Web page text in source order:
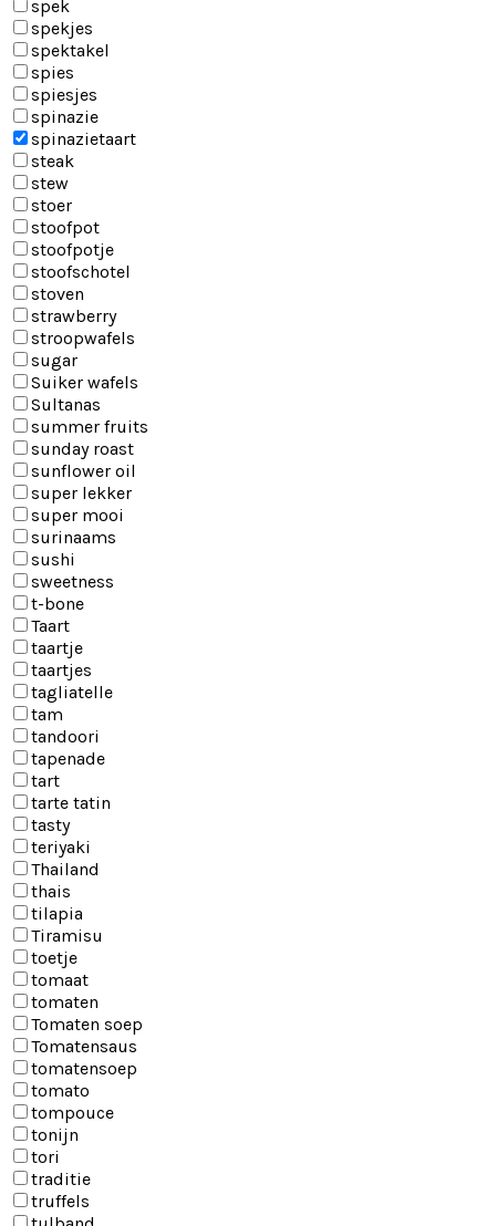
spek
spekjes
spektakel
spies
spiesjes
spinazie
spinazietaart
steak
stew
stoer
stoofpot
stoofpotje
stoofschotel
stoven
strawberry
stroopwafels
sugar
Suiker wafels
Sultanas
summer fruits
sunday roast
sunflower oil
super lekker
super mooi
surinaams
sushi
sweetness
t-bone
Taart
taartje
taartjes
tagliatelle
tam
tandoori
tapenade
tart
tarte tatin
tasty
teriyaki
Thailand
thais
tilapia
Tiramisu
toetje
tomaat
tomaten
Tomaten soep
Tomatensaus
tomatensoep
tomato
tompouce
tonijn
tori
traditie
truffels